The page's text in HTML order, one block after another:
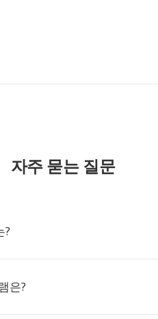
자주 묻는 질문
?
은?